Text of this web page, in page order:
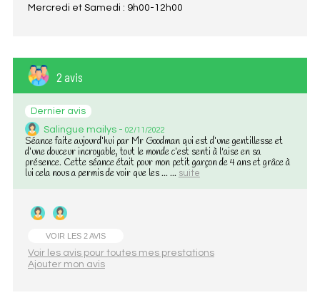
Mercredi et Samedi : 9h00-12h00
2 avis
Dernier avis
Salingue mailys - 02/11/2022
Séance faite aujourd’hui par Mr Goodman qui est d’une gentillesse et
d’une douceur incroyable, tout le monde c’est senti à l'aise en sa
présence. Cette séance était pour mon petit garçon de 4 ans et grâce à
lui cela nous a permis de voir que les ... ... suite
VOIR LES 2 AVIS
Voir les avis pour toutes mes prestations
Ajouter mon avis